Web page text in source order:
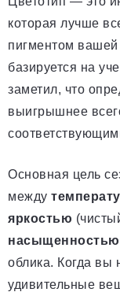
которая лучше
пигментом вашей
базируется на
заметил, что
выигрышнее
Основная цель
между
яркостью
насыщенностью
облика. Когда вы
удивительные